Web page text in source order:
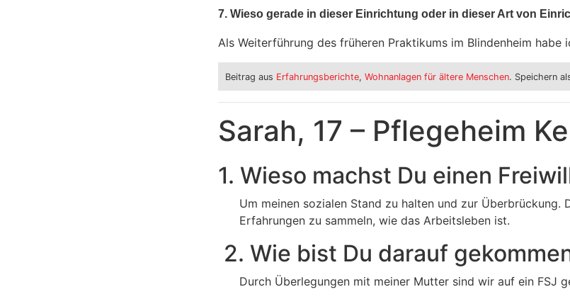
7. Wieso gerade in dieser Einrichtung oder in dieser Art von
Als Weiterführung des früheren Praktikums im Blindenheim habe
Beitrag aus Erfahrungsberichte, Wohnanlagen für ältere Menschen. Speichern
Sarah, 17 – Pflegeheim
1. Wieso machst Du einen
Um meinen sozialen Stand zu halten und zur Überbrückung.
Erfahrungen zu sammeln, wie das Arbeitsleben ist.
2. Wie bist Du darauf
Durch Überlegungen mit meiner Mutter sind wir auf ein FSJ